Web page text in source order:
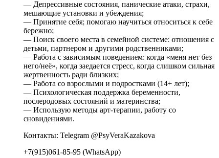
— Депрессивные состояния, панические атаки, страхи,
мешающие установки и убеждения;
— Принятие себя; помогаю научиться относиться к себе
бережно;
— Поиск своего места в семейной системе: отношения с
детьми, партнером и другими родственниками;
— Работа с зависимым поведением: когда «меня нет без
него/неё», когда заедается стресс, когда слишком сильная
жертвенность ради близких;
— Работа со взрослыми и подростками (14+ лет);
— Психологическая поддержка беременности,
послеродовых состояний и материнства;
— Использую методы арт-терапии, работу со
сновидениями.
Контакты: Telegram @PsyVeraKazakova
+7(915)061-85-95 (WhatsApp)